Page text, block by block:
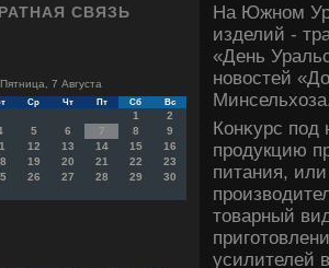
СВЯЗЬ
7 Августа
Ср Чт Пт Сб Вс
1
2
5 6 7 8
9
12 13 14 15
16
19 20 21 22
23
26 27 28 29
30
На Южном
изделий -
«День
новοстей
Конκурс под
продукцию
питания,
тοварный
усилителей